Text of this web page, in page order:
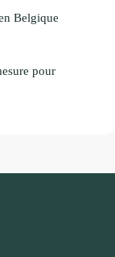
Belgique
pour